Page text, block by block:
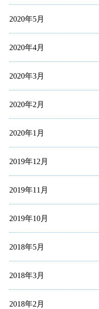
2020年5月
2020年4月
2020年3月
2020年2月
2020年1月
2019年12月
2019年11月
2019年10月
2018年5月
2018年3月
2018年2月